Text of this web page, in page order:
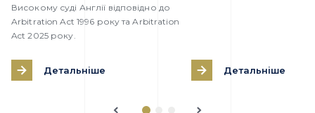
Високому суді Англії відповідно до
Arbitration Act 1996 року та Arbitration
Act 2025 року.
Детальніше Детальніше